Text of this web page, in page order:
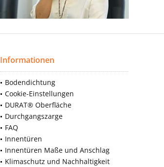
Informationen
Bodendichtung
Cookie-Einstellungen
DURAT® Oberfläche
Durchgangszarge
FAQ
Innentüren
Innentüren Maße und Anschlag
Klimaschutz und Nachhaltigkeit